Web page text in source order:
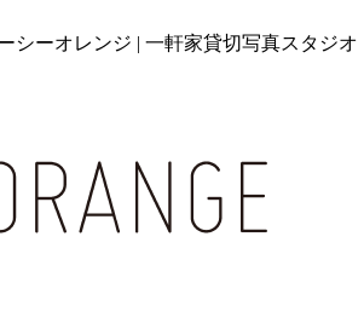
シーオレンジ | 一軒家貸切写真スタジオ